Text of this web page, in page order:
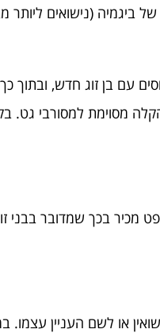
ביגמיה (נישואים
עם בן זוג חדש, ובתוך
מסוימת למסורבי גט.
מכיר בכך שמדובר בבני
או לשם העניין עצמו.